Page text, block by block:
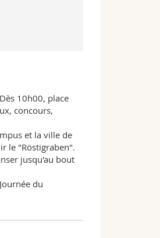
10h00, place
concours,
et la ville de
le "Röstigraben".
jusqu'au bout
du